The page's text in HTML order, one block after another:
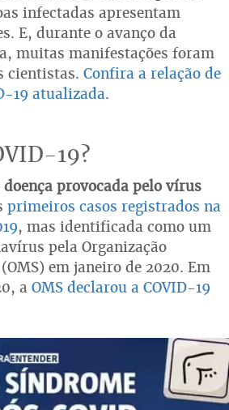
infectadas apresentam
E, durante o avanço da
muitas manifestações foram
cientistas. Confira a relação de
19 atualizada.
19?
doença provocada pelo vírus
primeiros casos registrados na
, mas identificada como um
pela Organização
em janeiro de 2020. Em
a OMS declarou a COVID-19